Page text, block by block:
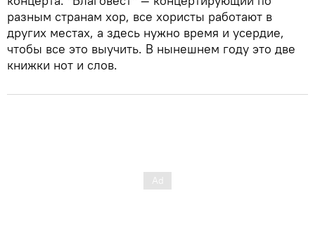
разным странам хор, все хористы работают в
других местах, а здесь нужно время и усердие,
чтобы все это выучить. В нынешнем году это две
книжки нот и слов.